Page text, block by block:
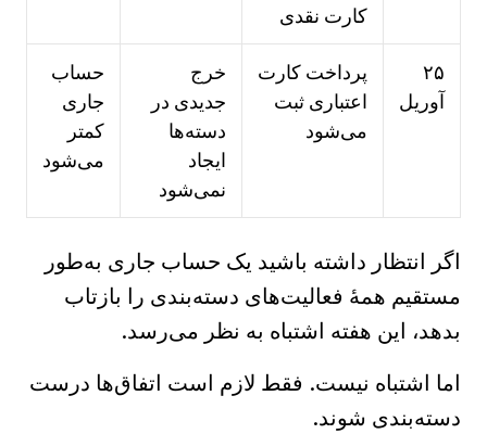
کارت نقدی
۲۵
آوریل
پرداخت کارت
اعتباری ثبت
می‌شود
خرج
جدیدی در
دسته‌ها
ایجاد
نمی‌شود
حساب
جاری
کمتر
می‌شود
اگر انتظار داشته باشید یک حساب جاری به‌طور
مستقیم همهٔ فعالیت‌های دسته‌بندی را بازتاب
بدهد، این هفته اشتباه به نظر می‌رسد.
اما اشتباه نیست. فقط لازم است اتفاق‌ها درست
دسته‌بندی شوند.